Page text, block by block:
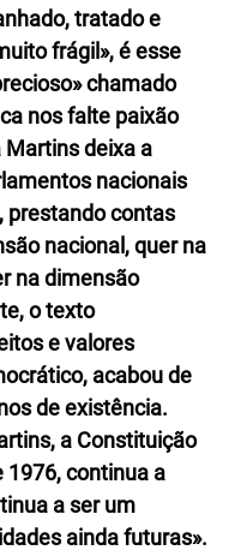
tratado e
frágil», é esse
chamado
nos falte paixão
Martins deixa a
nacionais
prestando contas
nacional, quer na
na dimensão
o texto
e valores
acabou de
de existência.
a Constituição
1976, continua a
a ser um
ainda futuras».